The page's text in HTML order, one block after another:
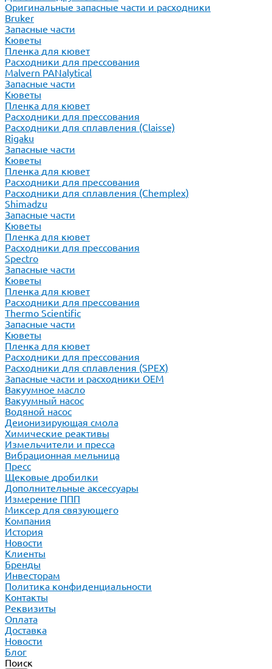
Оригинальные запасные части и расходники
Bruker
Запасные части
Кюветы
Пленка для кювет
Расходники для прессования
Malvern PANalytical
Запасные части
Кюветы
Пленка для кювет
Расходники для прессования
Расходники для сплавления (Claisse)
Rigaku
Запасные части
Кюветы
Пленка для кювет
Расходники для прессования
Расходники для сплавления (Chemplex)
Shimadzu
Запасные части
Кюветы
Пленка для кювет
Расходники для прессования
Spectro
Запасные части
Кюветы
Пленка для кювет
Расходники для прессования
Thermo Scientific
Запасные части
Кюветы
Пленка для кювет
Расходники для прессования
Расходники для сплавления (SPEX)
Запасные части и расходники ОЕМ
Вакуумное масло
Вакуумный насос
Водяной насос
Деионизирующая смола
Химические реактивы
Измельчители и пресса
Вибрационная мельница
Пресс
Щековые дробилки
Дополнительные аксессуары
Измерение ППП
Миксер для связующего
Компания
История
Новости
Клиенты
Бренды
Инвесторам
Политика конфиденциальности
Контакты
Реквизиты
Оплата
Доставка
Новости
Блог
Поиск